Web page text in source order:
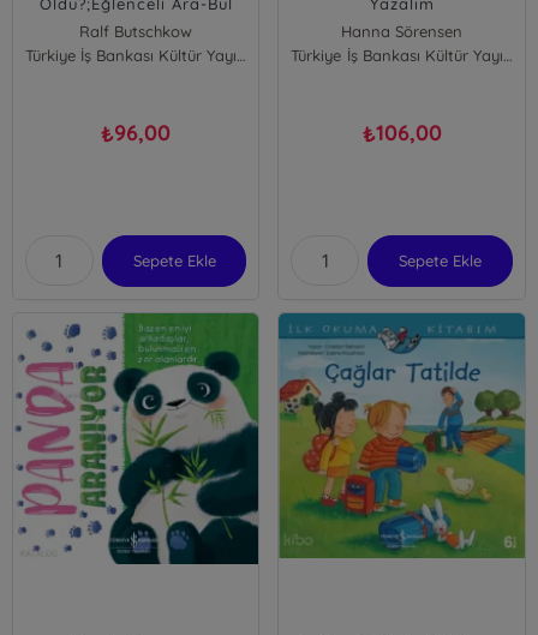
Kitabı Meslekler
Ralf Butschkow
Türkiye İş Bankası Kültür Yayınları
₺96,00
Sepete Ekle
Hanna Sörensen
Türkiye İş Bankası Kültür Yayınları
₺106,00
Sepete Ekle